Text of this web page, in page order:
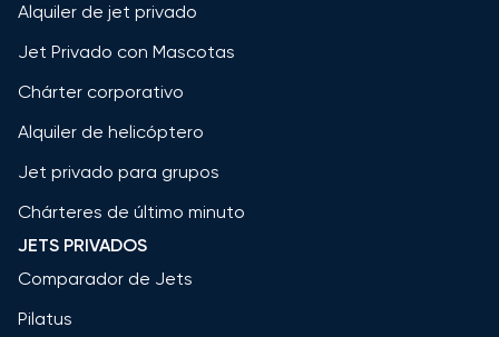
Alquiler de jet privado
Jet Privado con Mascotas
Chárter corporativo
Alquiler de helicóptero
Jet privado para grupos
Chárteres de último minuto
JETS PRIVADOS
Comparador de Jets
Pilatus